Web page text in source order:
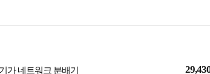
가 네트워크 분배기